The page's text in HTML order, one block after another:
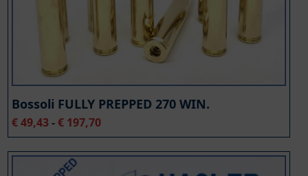
Bossoli FULLY PREPPED 270 WIN.
€49,43-€197,70Fascia
di
prezzo: